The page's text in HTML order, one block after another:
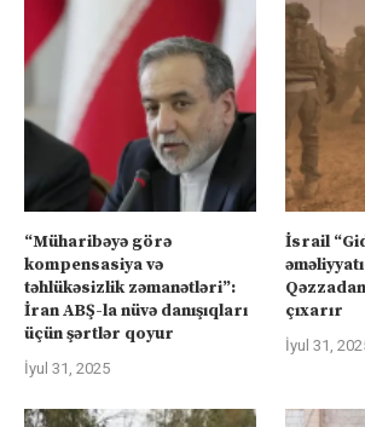
“Müharibəyə görə
kompensasiya və
təhlükəsizlik zəmanətləri”:
İran ABŞ-la nüvə danışıqları
üçün şərtlər qoyur
İyul 31, 2025
İsrail
çıxarır
İyul 31,